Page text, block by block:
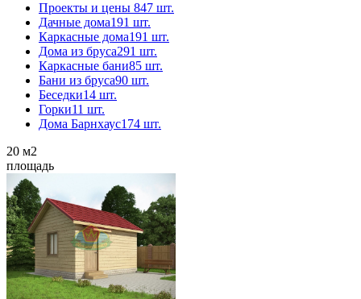
Проекты и цены 847 шт.
Дачные дома191 шт.
Каркасные дома191 шт.
Дома из бруса291 шт.
Каркасные бани85 шт.
Бани из бруса90 шт.
Беседки14 шт.
Горки11 шт.
Дома Барнхаус174 шт.
20 м2
площадь